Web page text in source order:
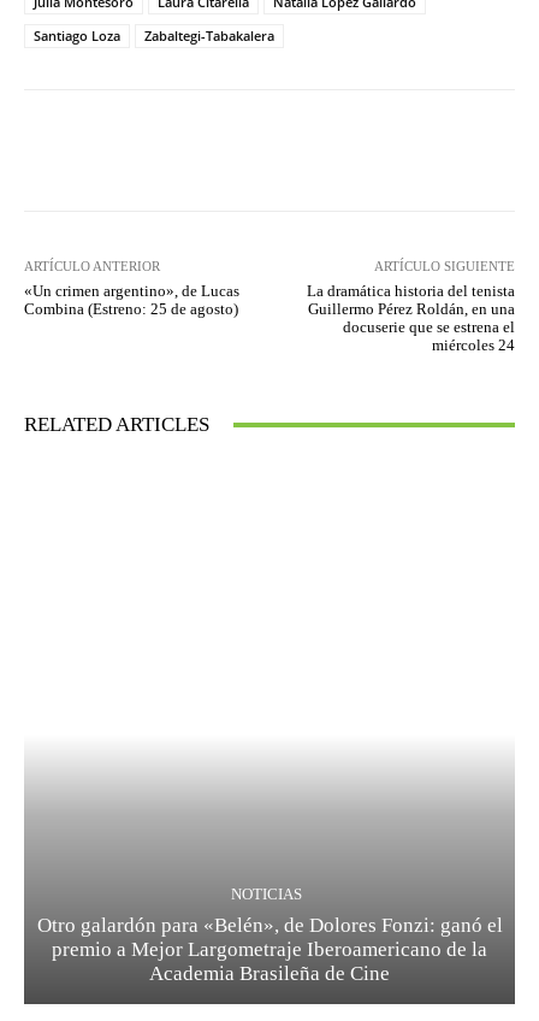
Santiago Loza
Zabaltegi-Tabakalera
ARTÍCULO ANTERIOR
«Un crimen argentino», de Lucas
Combina (Estreno: 25 de agosto)
ARTÍCULO SIGUIENTE
La dramática historia del tenista
Guillermo Pérez Roldán, en una
docuserie que se estrena el
miércoles 24
RELATED ARTICLES
NOTICIAS
Otro galardón para «Belén», de Dolores Fonzi: ganó el
premio a Mejor Largometraje Iberoamericano de la
Academia Brasileña de Cine